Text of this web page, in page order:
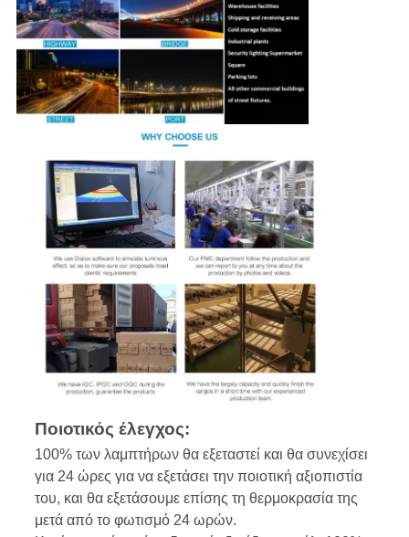
Ποιοτικός έλεγχος:
100% των λαμπτήρων θα εξεταστεί και θα συνεχίσει
για 24 ώρες για να εξετάσει την ποιοτική αξιοπιστία
του, και θα εξετάσουμε επίσης τη θερμοκρασία της
μετά από το φωτισμό 24 ωρών.